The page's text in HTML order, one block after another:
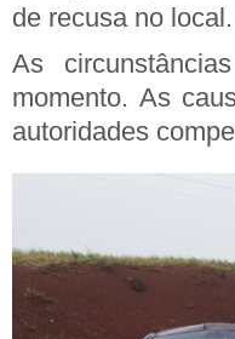
de recusa no local.
As
momento. As
autoridades